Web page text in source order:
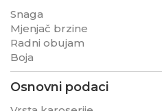
Snaga
Mjenjač brzine
Radni obujam
Boja
Osnovni podaci